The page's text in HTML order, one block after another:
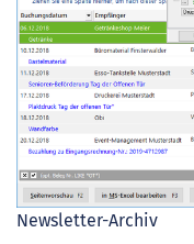
Newsletter-Archiv